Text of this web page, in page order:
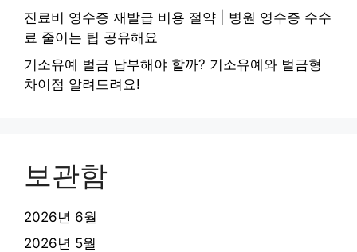
진료비 영수증 재발급 비용 절약 | 병원 영수증 수수
료 줄이는 팁 공유해요
기소유예 벌금 납부해야 할까? 기소유예와 벌금형
차이점 알려드려요!
보관함
2026년 6월
2026년 5월